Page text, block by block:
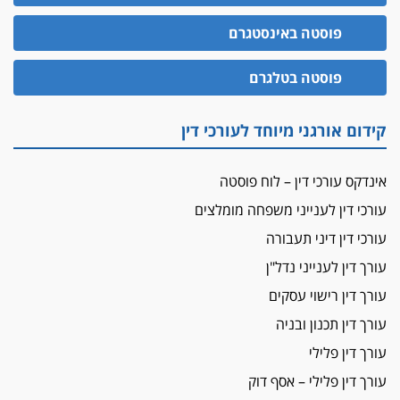
האופנוע חזר הביתה
עו"ד גיל פרידמן והרפתקאות אופנוע השטח שלו
הזכות לטנף
זוכה עורך-דין שהשווה את ברק לסינוואר ואת
מאסר לעורך הדין
פיקטיביות בשם פלסטינים
על המידתיות
ביה"ד המשמעתי ביטל השעיה לצמיתות של
עורכת-דין שהביעה שמחה ב-7 באוקטובר
אשם
עו"ד הלל בבייב הורשע בהונאת עשרות לקוחות,
ההסדר: 7-9 שנות מאסר
דין ומקרקעין
עורך דין ברמת השרון נחקר בחשד למרמה בעסקת
פוסטה באינסטגרם
פוסטה בטלגרם
קידום אורגני מיוחד לעורכי דין
אינדקס עורכי דין – לוח פוסטה
עורכי דין לענייני משפחה מומלצים
עורכי דין דיני תעבורה
עורך דין לענייני נדל"ן
עורך דין רישוי עסקים
עורך דין תכנון ובניה
עורך דין פלילי
עורך דין פלילי – אסף דוק